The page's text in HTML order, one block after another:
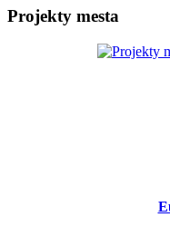
Projekty mesta